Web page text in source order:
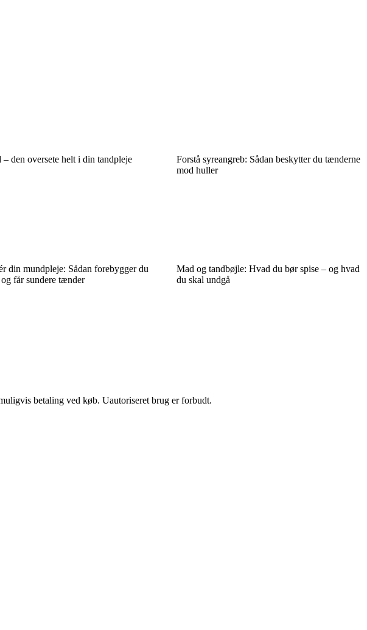
– den oversete helt i din tandpleje
Forstå syreangreb: Sådan beskytter du tænderne
mod huller
din mundpleje: Sådan forebygger du
og får sundere tænder
Mad og tandbøjle: Hvad du bør spise – og hvad
du skal undgå
betaling ved køb. Uautoriseret brug er forbudt.